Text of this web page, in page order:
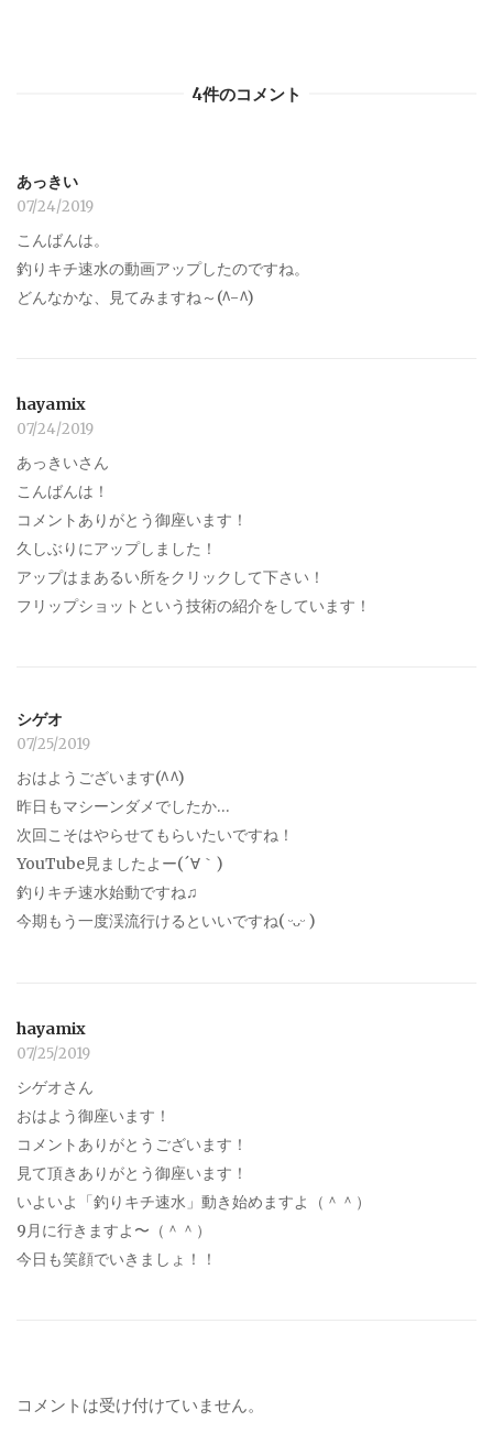
4件のコメント
あっきい
07/24/2019
こんばんは。
釣りキチ速水の動画アップしたのですね。
どんなかな、見てみますね～(^-^)
hayamix
07/24/2019
あっきいさん
こんばんは！
コメントありがとう御座います！
久しぶりにアップしました！
アップはまあるい所をクリックして下さい！
フリップショットという技術の紹介をしています！
シゲオ
07/25/2019
おはようございます(^^)
昨日もマシーンダメでしたか…
次回こそはやらせてもらいたいですね！
YouTube見ましたよー(´∀｀)
釣りキチ速水始動ですね♫
今期もう一度渓流行けるといいですね( ᵕᴗᵕ )
hayamix
07/25/2019
シゲオさん
おはよう御座います！
コメントありがとうございます！
見て頂きありがとう御座います！
いよいよ「釣りキチ速水」動き始めますよ（＾＾）
9月に行きますよ〜（＾＾）
今日も笑顔でいきましょ！！
コメントは受け付けていません。